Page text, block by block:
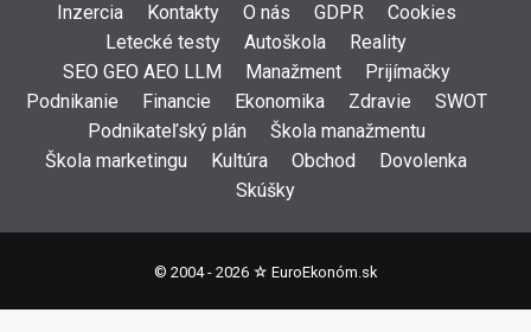
Inzercia Kontakty O nás GDPR
Cookies
Letecké testy
Autoškola
Reality
SEO GEO AEO LLM
Manažment
Prijímačky
Podnikanie
Financie Ekonomika Zdravie
SWOT
Podnikateľský plán
Škola manažmentu
Škola marketingu
Kultúra Obchod
Dovolenka
Skúšky
© 2004 - 2026 ☆ EuroEkonóm.sk